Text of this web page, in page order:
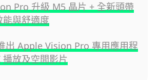
Pro 升級 M5 晶片 + 全新頭帶
與舒適度
出 Apple Vision Pro 專用應用程
播放及空間影片